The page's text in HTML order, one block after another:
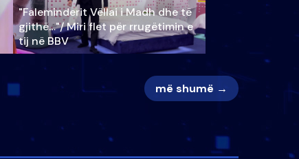
"Faleminderit Vëllai i Madh dhe të
gjithë…"/ Miri flet për rrugëtimin e
tij në BBV
më shumë →